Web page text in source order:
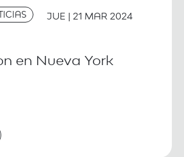
JUE | 21 MAR 2024
en Nueva York